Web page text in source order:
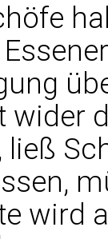
wider
ließ
wird